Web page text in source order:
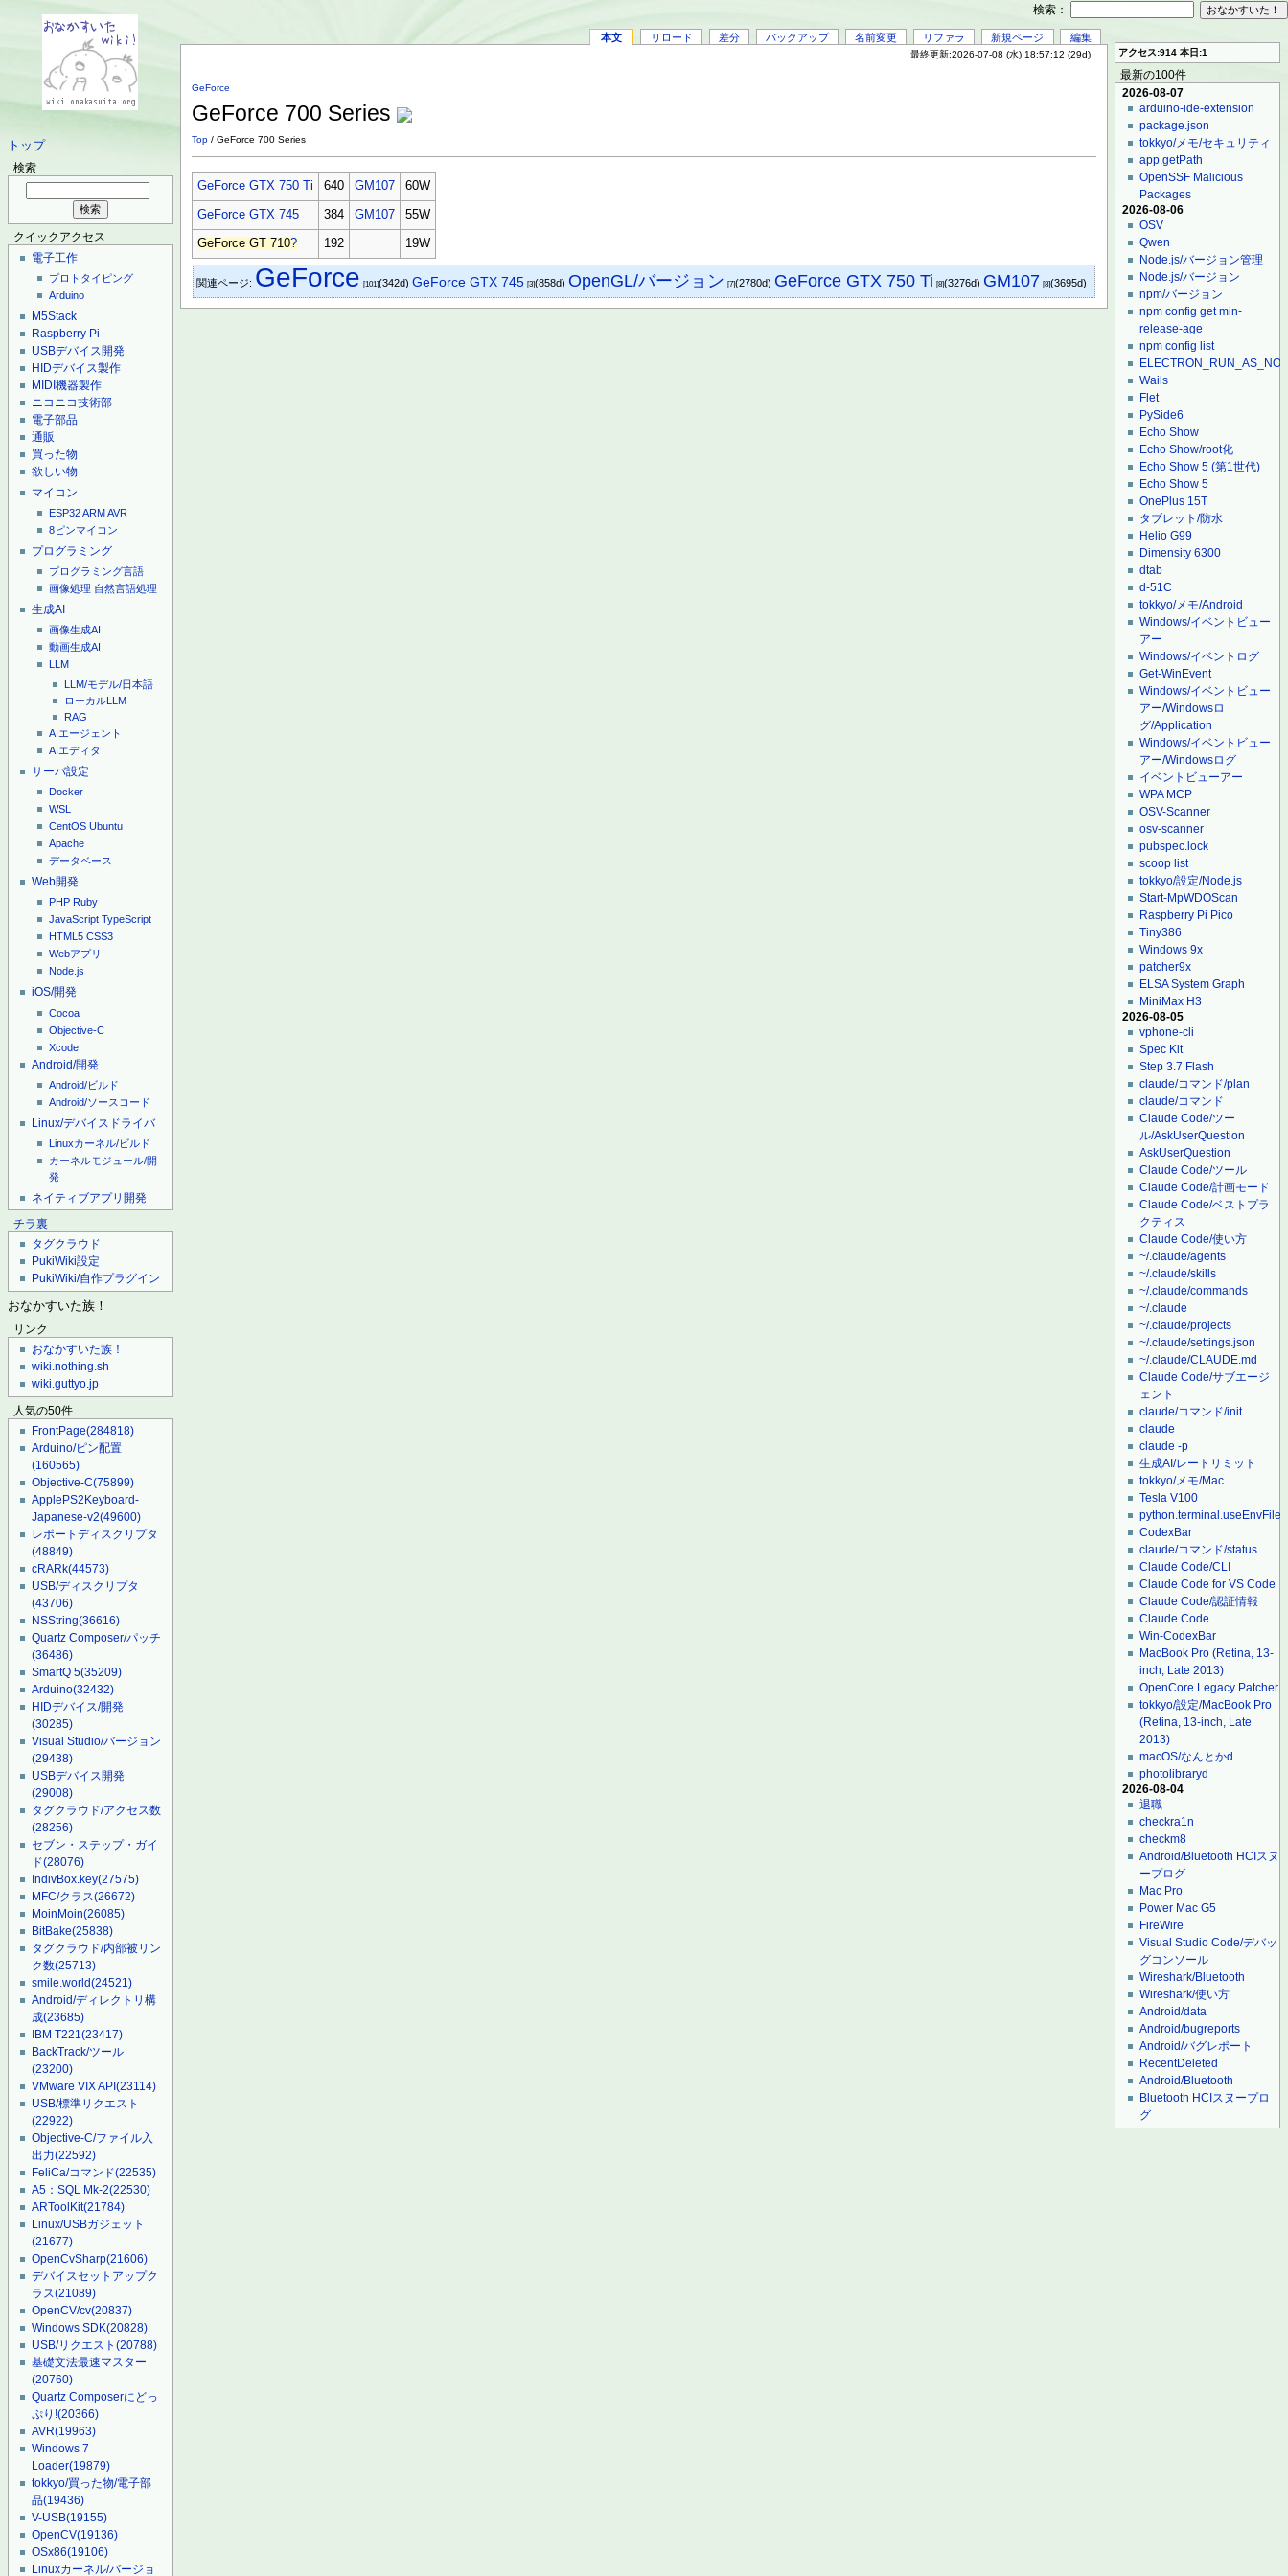
トップ
検索
クイックアクセス
電子工作
プロトタイピング
Arduino
M5Stack
Raspberry Pi
USBデバイス開発
HIDデバイス製作
MIDI機器製作
ニコニコ技術部
電子部品
通販
買った物
欲しい物
マイコン
ESP32ARMAVR
8ピンマイコン
プログラミング
プログラミング言語
画像処理 自然言語処理
生成AI
画像生成AI
動画生成AI
LLM
LLM/モデル/日本語
ローカルLLM
RAG
AIエージェント
AIエディタ
サーバ設定
Docker
WSL
CentOS Ubuntu
Apache
データベース
Web開発
PHP Ruby
JavaScript TypeScript
HTML5 CSS3
Webアプリ
Node.js
iOS/開発
Cocoa
Objective-C
Xcode
Android/開発
Android/ビルド
Android/ソースコード
Linux/デバイスドライバ
Linuxカーネル/ビルド
カーネルモジュール/開
発
ネイティブアプリ開発
チラ裏
タグクラウド
PukiWiki設定
PukiWiki/自作プラグイン
おなかすいた族！
リンク
おなかすいた族！
wiki.nothing.sh
wiki.guttyo.jp
人気の50件
FrontPage(284818)
Arduino/ピン配置
(160565)
Objective-C(75899)
ApplePS2Keyboard-
Japanese-v2(49600)
レポートディスクリプタ
(48849)
cRARk(44573)
USB/ディスクリプタ
(43706)
NSString(36616)
Quartz Composer/パッチ
(36486)
SmartQ 5(35209)
Arduino(32432)
HIDデバイス/開発
(30285)
Visual Studio/バージョン
(29438)
USBデバイス開発
(29008)
タグクラウド/アクセス数
(28256)
セブン・ステップ・ガイ
ド(28076)
IndivBox.key(27575)
MFC/クラス(26672)
MoinMoin(26085)
BitBake(25838)
タグクラウド/内部被リン
ク数(25713)
smile.world(24521)
Android/ディレクトリ構
成(23685)
IBM T221(23417)
BackTrack/ツール
(23200)
VMware VIX API(23114)
USB/標準リクエスト
(22922)
Objective-C/ファイル入
出力(22592)
FeliCa/コマンド(22535)
A5：SQL Mk-2(22530)
ARToolKit(21784)
Linux/USBガジェット
(21677)
OpenCvSharp(21606)
デバイスセットアップク
ラス(21089)
OpenCV/cv(20837)
Windows SDK(20828)
USB/リクエスト(20788)
基礎文法最速マスター
(20760)
Quartz Composerにどっ
ぷり!(20366)
AVR(19963)
Windows 7
Loader(19879)
tokkyo/買った物/電子部
品(19436)
V-USB(19155)
OpenCV(19136)
OSx86(19106)
Linuxカーネル/バージョ
本文 リロード 差分 バックアップ 名前変更 リファラ 新規ページ 編集
最終更新:2026-07-08 (水) 18:57:12 (29d)
GeForce
GeForce 700 Series
Top / GeForce 700 Series
GeForce GTX 750 Ti 640 GM107 60W
GeForce GTX 745 384 GM107 55W
GeForce GT 710? 192 19W
関連ページ: GeForce [101](342d)GeForce GTX 745 [3](858d)OpenGL/バージョン [7](2780d) GeForce GTX 750 Ti [8](3276d) GM107 [8](3695d)
アクセス:914 本日:1
最新の100件
2026-08-07
arduino-ide-extension
package.json
tokkyo/メモ/セキュリティ
app.getPath
OpenSSF Malicious
Packages
2026-08-06
OSV
Qwen
Node.js/バージョン管理
Node.js/バージョン
npm/バージョン
npm config get min-
release-age
npm config list
Wails
Flet
PySide6
Echo Show
Echo Show/root化
Echo Show 5 (第1世代)
Echo Show 5
OnePlus 15T
タブレット/防水
Helio G99
Dimensity 6300
dtab
d-51C
tokkyo/メモ/Android
Windows/イベントビュー
アー
Windows/イベントログ
Get-WinEvent
Windows/イベントビュー
アー/Windowsロ
グ/Application
Windows/イベントビュー
アー/Windowsログ
イベントビューアー
WPA MCP
OSV-Scanner
osv-scanner
pubspec.lock
scoop list
tokkyo/設定/Node.js
Start-MpWDOScan
Raspberry Pi Pico
Tiny386
Windows 9x
patcher9x
ELSA System Graph
MiniMax H3
2026-08-05
vphone-cli
Spec Kit
Step 3.7 Flash
claude/コマンド/plan
claude/コマンド
Claude Code/ツー
ル/AskUserQuestion
AskUserQuestion
Claude Code/ツール
Claude Code/計画モード
Claude Code/ベストプラ
クティス
Claude Code/使い方
~/.claude/agents
~/.claude/skills
~/.claude/commands
~/.claude
~/.claude/projects
~/.claude/settings.json
~/.claude/CLAUDE.md
Claude Code/サブエージ
ェント
claude/コマンド/init
claude
claude -p
生成AI/レートリミット
tokkyo/メモ/Mac
Tesla V100
python.terminal.useEnvFile
CodexBar
claude/コマンド/status
Claude Code/CLI
Claude Code for VS Code
Claude Code/認証情報
Claude Code
Win-CodexBar
MacBook Pro (Retina, 13-
inch, Late 2013)
OpenCore Legacy Patcher
tokkyo/設定/MacBook Pro
(Retina, 13-inch, Late
2013)
macOS/なんとかd
photolibraryd
2026-08-04
退職
checkra1n
checkm8
Android/Bluetooth HCIスヌ
ープログ
Mac Pro
Power Mac G5
FireWire
Visual Studio Code/デバッ
グコンソール
Wireshark/Bluetooth
Wireshark/使い方
Android/data
Android/bugreports
Android/バグレポート
RecentDeleted
Android/Bluetooth
Bluetooth HCIスヌープロ
グ
検索：